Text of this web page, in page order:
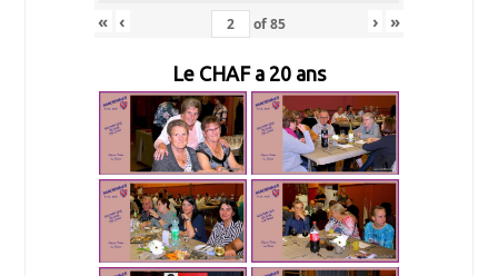
« ‹ of85 › »
Le CHAF a 20 ans